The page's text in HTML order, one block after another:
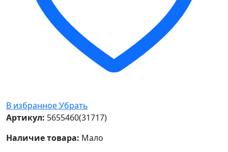
В избранноеУбрать
Артикул: 5655460(31717)
Наличие товара: Мало